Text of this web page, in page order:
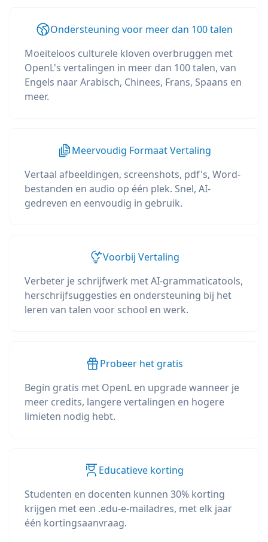
Ondersteuning voor meer dan 100 talen
Moeiteloos culturele kloven overbruggen met
OpenL's vertalingen in meer dan 100 talen, van
Engels naar Arabisch, Chinees, Frans, Spaans en
meer.
Meervoudig Formaat Vertaling
Vertaal afbeeldingen, screenshots, pdf's, Word-
bestanden en audio op één plek. Snel, AI-
gedreven en eenvoudig in gebruik.
Voorbij Vertaling
Verbeter je schrijfwerk met AI-grammaticatools,
herschrijfsuggesties en ondersteuning bij het
leren van talen voor school en werk.
Probeer het gratis
Begin gratis met OpenL en upgrade wanneer je
meer credits, langere vertalingen en hogere
limieten nodig hebt.
Educatieve korting
Studenten en docenten kunnen 30% korting
krijgen met een .edu-e-mailadres, met elk jaar
één kortingsaanvraag.